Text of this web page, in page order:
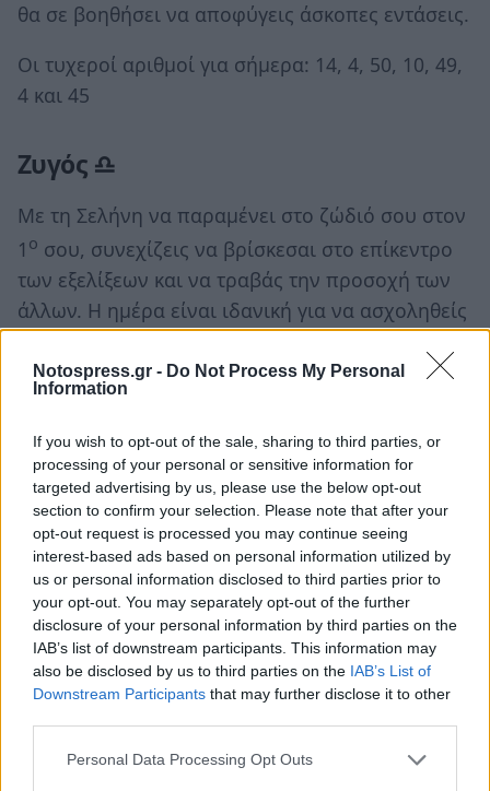
Notospress.gr - Do Not Process My Personal
Information
If you wish to opt-out of the sale, sharing to third parties, or
processing of your personal or sensitive information for
targeted advertising by us, please use the below opt-out
section to confirm your selection. Please note that after your
opt-out request is processed you may continue seeing
interest-based ads based on personal information utilized by
us or personal information disclosed to third parties prior to
your opt-out. You may separately opt-out of the further
disclosure of your personal information by third parties on the
IAB’s list of downstream participants. This information may
also be disclosed by us to third parties on the IAB’s List of
Downstream Participants that may further disclose it to other
Personal Data Processing Opt Outs
θα σε βοηθήσει να αποφύγεις άσκοπες εντάσεις.
Οι τυχεροί αριθμοί για σήμερα: 14, 4, 50, 10, 49,
4 και 45
Ζυγός ♎
Με τη Σελήνη να παραμένει στο ζώδιό σου στον
1 ο σου, συνεχίζεις να βρίσκεσαι στο επίκεντρο
των εξελίξεων και να τραβάς την προσοχή των
άλλων. Η ημέρα είναι ιδανική για να ασχοληθείς
σχέδιά σου και να κάνεις συναντήσεις που
μπορούν να αποδειχθούν ιδιαίτερα ωφέλιμες. Η
γοητεία και η διπλωματία θα σε βοηθήσουν να
κερδίσεις τις εντυπώσεις και να πετύχεις όσα
επιδιώκεις. Ωστόσο, αργά το βράδυ, το
τετράγωνο της Σελήνης με τον Ερμή από τον 10
σου ίσως δημιουργήσει μια μικρή διαφωνία με
κάποιον ανώτερο, συνεργάτη ή κάποιο
πρόσωπο κύρους. Απόφυγε να πάρεις βιαστικές
αποφάσεις ή να απαντήσεις παρορμητικά. Αν
διατηρήσεις την ψυχραιμία σου, θα καταφέρεις
να διαχειριστείς κάθε κατάσταση με επιτυχία.
Οι τυχεροί αριθμοί για σήμερα: 45, 27, 23, 39,